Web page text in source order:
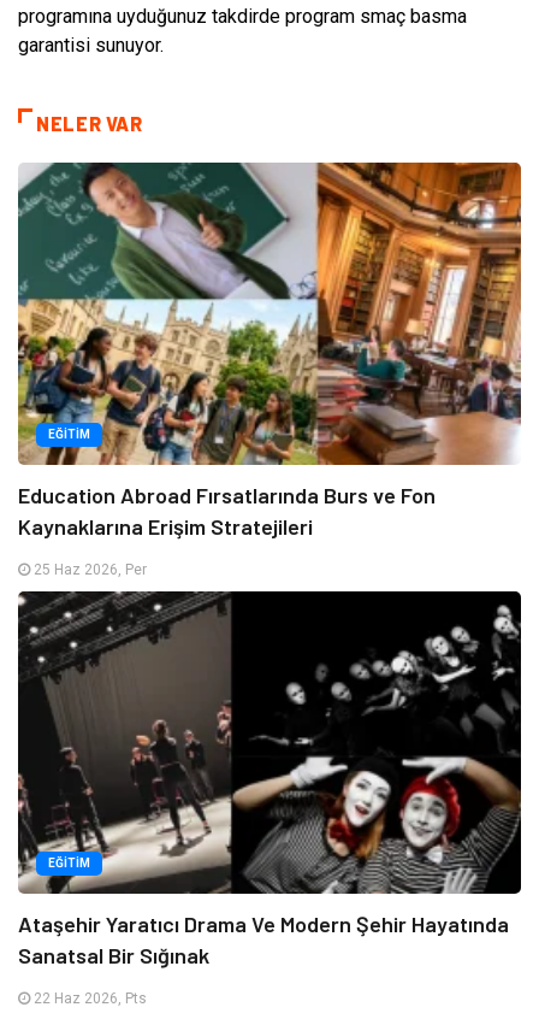
programına uyduğunuz takdirde program smaç basma
garantisi sunuyor.
NELER VAR
EĞITIM
Education Abroad Fırsatlarında Burs ve Fon
Kaynaklarına Erişim Stratejileri
25 Haz 2026, Per
EĞITIM
Ataşehir Yaratıcı Drama Ve Modern Şehir Hayatında
Sanatsal Bir Sığınak
22 Haz 2026, Pts